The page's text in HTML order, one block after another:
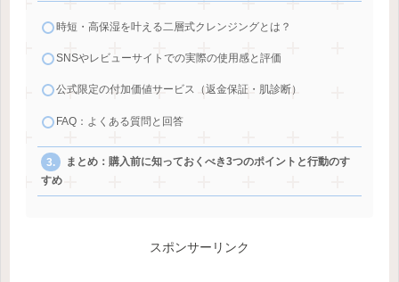
時短・高保湿を叶える二層式クレンジングとは？
SNSやレビューサイトでの実際の使用感と評価
公式限定の付加価値サービス（返金保証・肌診断）
FAQ：よくある質問と回答
まとめ：購入前に知っておくべき3つのポイントと行動のす
すめ
スポンサーリンク